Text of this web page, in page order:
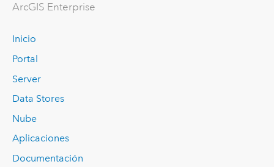
ArcGIS Enterprise
Inicio
Portal
Server
Data Stores
Nube
Aplicaciones
Documentación